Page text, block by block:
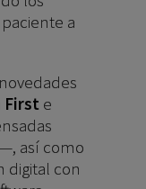
a
First e
así como
digital con